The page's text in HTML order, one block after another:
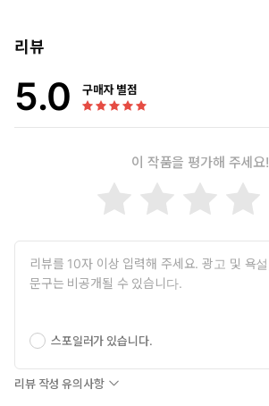
리뷰
5.0 구매자 별점
이 작품을 평가해 주세요!
스포일러가 있습니다.
리뷰 작성 유의사항